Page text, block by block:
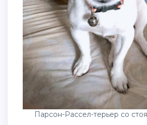
Парсон-Рассел-терьер со